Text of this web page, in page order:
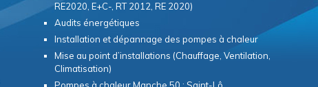
RE2020, E+C-, RT 2012, RE 2020)
Audits énergétiques
Installation et dépannage des pompes à chaleur
Mise au point d’installations (Chauffage, Ventilation,
Climatisation)